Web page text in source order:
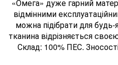
«Омега» дуже гарний
відмінними
можна підібрати для
тканина відрізняється
Склад: 100% ПЕС.